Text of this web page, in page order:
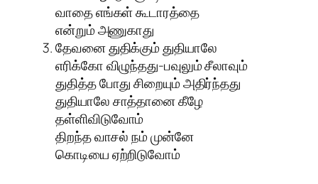
வாதை எங்கள் கூடாரத்தை
என்றும் அணுகாது
தேவனை துதிக்கும் துதியாலே
எரிக்கோ விழுந்தது-பவுலும் சீலாவும்
துதித்த போது சிறையும் அதிர்ந்தது
துதியாலே சாத்தானை கீழே
தள்ளிவிடுவோம்
திறந்த வாசல் நம் முன்னே
கொடியை ஏற்றிடுவோம்